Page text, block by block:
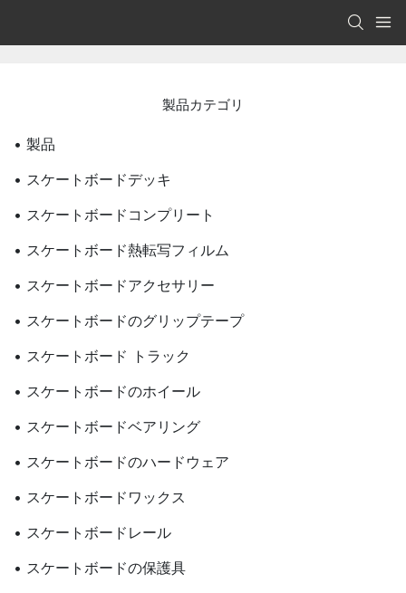
製品カテゴリ
• 製品
• スケートボードデッキ
• スケートボードコンプリート
• スケートボード熱転写フィルム
• スケートボードアクセサリー
• スケートボードのグリップテープ
• スケートボード トラック
• スケートボードのホイール
• スケートボードベアリング
• スケートボードのハードウェア
• スケートボードワックス
• スケートボードレール
• スケートボードの保護具